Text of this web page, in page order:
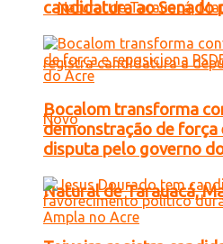
Natural de Tarauacá,
candidatura ao Senado
Bocalom transforma
demonstração de força
disputa pelo governo